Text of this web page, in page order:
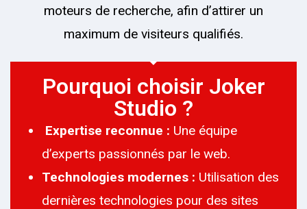
moteurs de recherche, afin d’attirer un
maximum de visiteurs qualifiés.
Pourquoi choisir Joker
Studio ?
Expertise reconnue : Une équipe
d’experts passionnés par le web.
Technologies modernes : Utilisation des
dernières technologies pour des sites